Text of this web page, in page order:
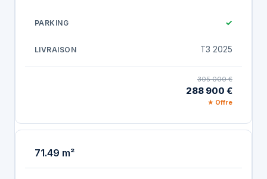
✓
T3 2025
305 000 €
288 900 €
★ Offre
71.49 m²